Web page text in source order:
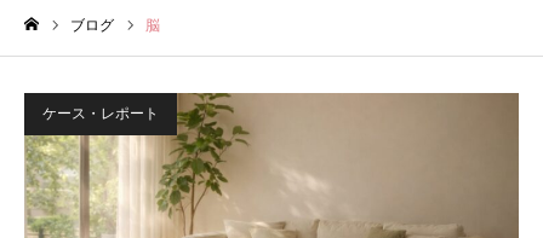
ブログ 脳
ケース・レポート